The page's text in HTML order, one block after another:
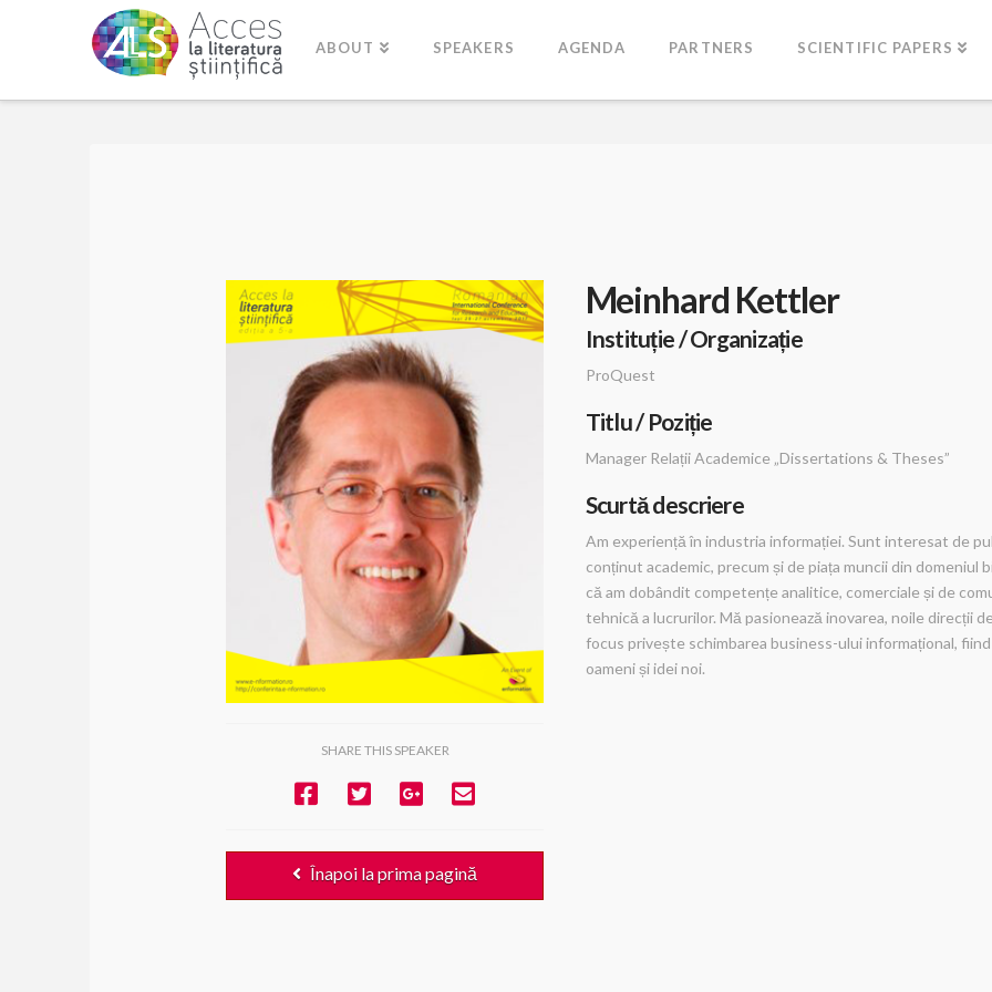
ABOUT SPEAKERS AGENDA PARTNERS SCIENTIFIC PAPERS
SHARE THIS SPEAKER
Înapoi la prima pagină
Meinhard Kettler
Instituție / Organizație
ProQuest
Titlu / Poziție
Manager Relații Academice „Dissertations & Theses”
Scurtă descriere
Am experiență în industria informației. Sunt interesat de
conținut academic, precum și de piața muncii din
că am dobândit competențe analitice, comerciale și de
tehnică a lucrurilor. Mă pasionează inovarea, noile direcții
focus privește schimbarea business-ului informațional,
oameni și idei noi.